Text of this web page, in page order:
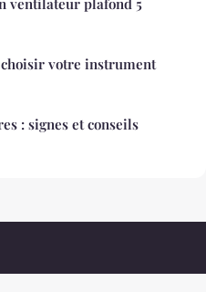
ventilateur plafond 5
votre instrument
: signes et conseils